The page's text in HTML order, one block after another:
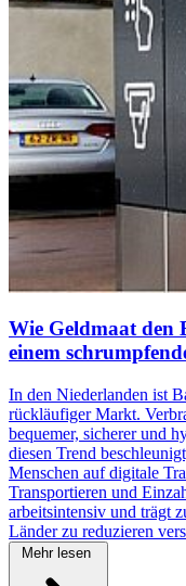
Wie Geldmaat den
einem
In den Niederlanden ist
rückläufiger Markt.
bequemer, sicherer und
diesen Trend
Menschen auf digitale
Transportieren und
arbeitsintensiv und trägt
Länder zu reduzieren
Mehr lesen